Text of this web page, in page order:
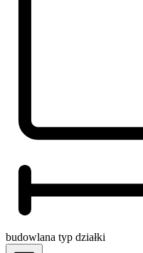
budowlana typ działki